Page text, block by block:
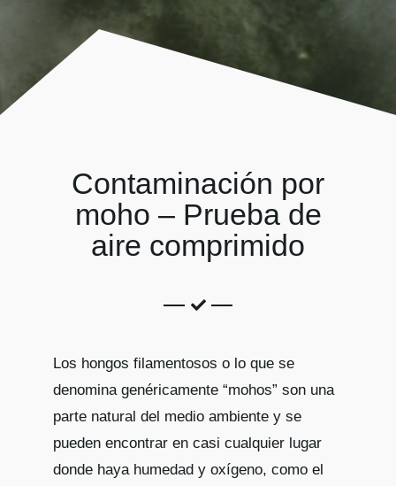
Contaminación por
moho – Prueba de
aire comprimido
Los hongos filamentosos o lo que se
denomina genéricamente “mohos” son una
parte natural del medio ambiente y se
pueden encontrar en casi cualquier lugar
donde haya humedad y oxígeno, como el